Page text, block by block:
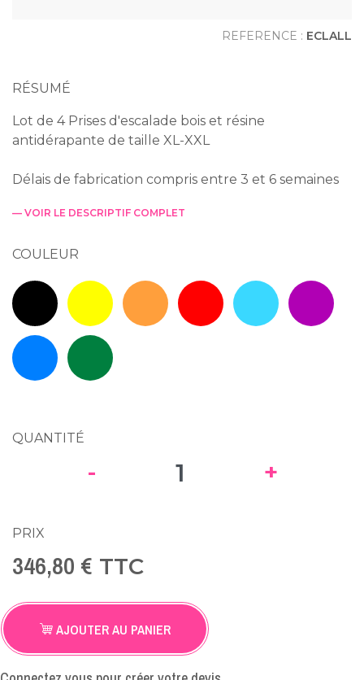
REFERENCE : ECLALL
RÉSUMÉ
Lot de 4 Prises d'escalade bois et résine
antidérapante de taille XL-XXL
Délais de fabrication compris entre 3 et 6 semaines
— VOIR LE DESCRIPTIF COMPLET
COULEUR
Noir RAL 9005Jaune RAL 1023Orange RAL 2004
Rouge RAL 3020Bleu clair RAL 5015
Violet
BleuRAL 5002Vert Foncé RAL 6002
QUANTITÉ
- +
PRIX
346,80 € TTC
AJOUTER AU PANIER